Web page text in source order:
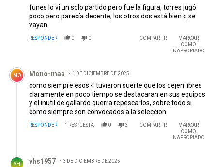
funes lo vi un solo partido pero fue la figura, torres jugó
poco pero parecía decente, los otros dos está bien q se
vayan.
RESPONDER 0 0 COMPARTIR
MARCAR
COMO
INAPROPIADO
Comentario de Mono-mas.
MO Mono-mas 1 DE DICIEMBRE DE 2025
como siempre esos 4 tuvieron suerte que los dejen libres
claramente en poco tiempo se destacaran en sus equipos
y el inutil de gallardo querra repescarlos, sobre todo si
como siempre son convocados a la seleccion
RESPONDER 1 RESPUESTA 0 3 COMPARTIR
MARCAR
COMO
INAPROPIADO
VH vhs1957
3 DE DICIEMBRE DE 2025